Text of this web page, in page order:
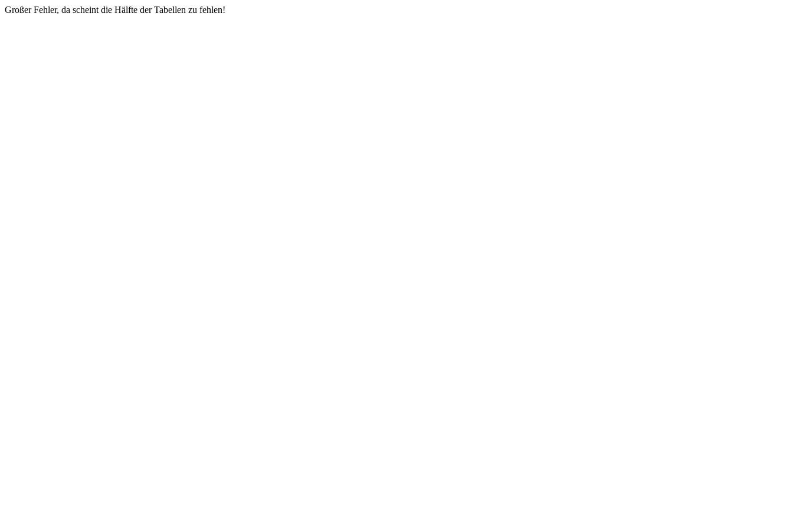
Großer Fehler, da scheint die Hälfte der Tabellen zu fehlen!